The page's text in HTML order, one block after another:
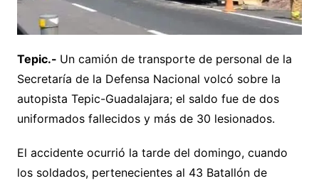
Tepic.- Un camión de transporte de personal de la
Secretaría de la Defensa Nacional volcó sobre la
autopista Tepic-Guadalajara; el saldo fue de dos
uniformados fallecidos y más de 30 lesionados.
El accidente ocurrió la tarde del domingo, cuando
los soldados, pertenecientes al 43 Batallón de